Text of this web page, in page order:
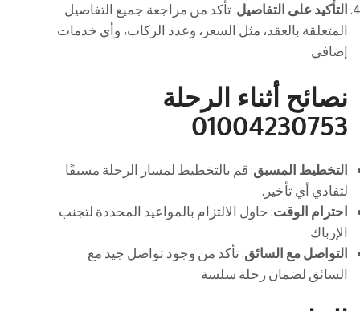
التأكيد على التفاصيل: تأكد من مراجعة جميع التفاصيل
المتعلقة بالعقد، مثل السعر، وعدد الركاب، وأي خدمات
إضافي
نصائح أثناء الرحلة
01004230753
التخطيط المسبق: قم بالتخطيط لمسار الرحلة مسبقًا
لتفادي أي تأخير.
احترام الوقت: حاول الالتزام بالمواعيد المحددة لتجنب
الإرباك.
التواصل مع السائق: تأكد من وجود تواصل جيد مع
السائق لضمان رحلة سلسة